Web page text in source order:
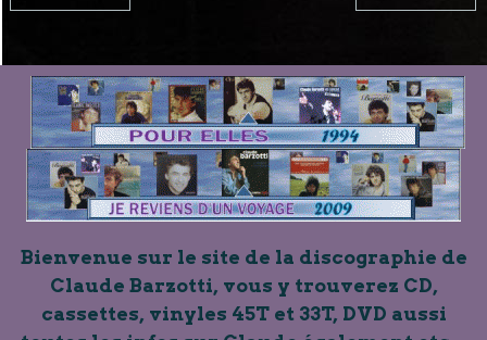
Bienvenue sur le site de la discographie de
Claude Barzotti, vous y trouverez CD,
cassettes, vinyles 45T et 33T, DVD aussi